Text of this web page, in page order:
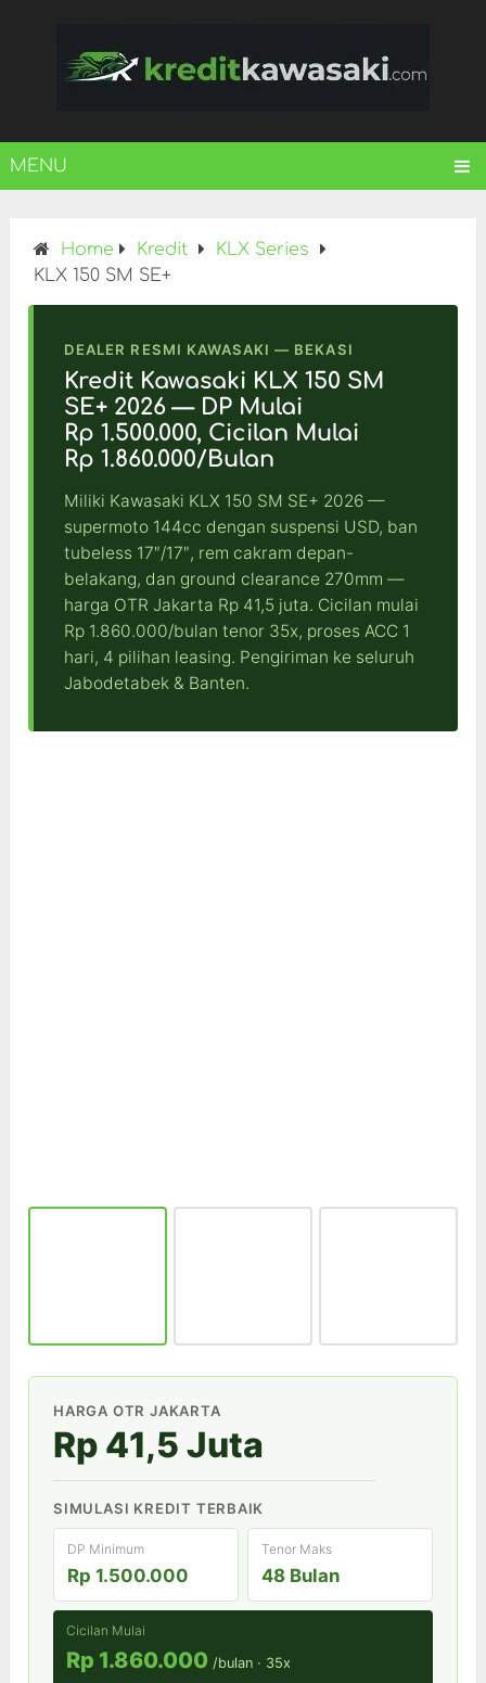
MENU
Home Kredit
KLX Series
KLX 150 SM SE+
DEALER RESMI KAWASAKI — BEKASI
Kredit Kawasaki KLX 150 SM
SE+ 2026 — DP Mulai
Rp 1.500.000, Cicilan Mulai
Rp 1.860.000/Bulan
Miliki Kawasaki KLX 150 SM SE+ 2026 —
supermoto 144cc dengan suspensi USD, ban
tubeless 17″/17″, rem cakram depan-
belakang, dan ground clearance 270mm —
harga OTR Jakarta Rp 41,5 juta. Cicilan mulai
Rp 1.860.000/bulan tenor 35x, proses ACC 1
hari, 4 pilihan leasing. Pengiriman ke seluruh
Jabodetabek & Banten.
HARGA OTR JAKARTA
Rp 41,5 Juta
SIMULASI KREDIT TERBAIK
DP Minimum
Rp 1.500.000
Tenor Maks
48 Bulan
Cicilan Mulai
Rp 1.860.000/bulan · 35x